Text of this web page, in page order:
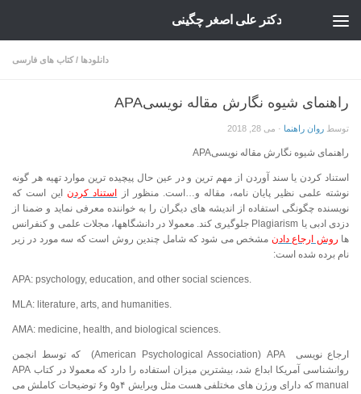
دکتر علی اصغر چگینی
دانلودها / کتاب های فارسی
راهنمای شیوه نگارش مقاله نویسیAPA
توسط روان راهنما · می 28, 2018
راهنمای شیوه نگارش مقاله نویسیAPA
استناد کردن یا سند آوردن از مهم ترین و در عین حال پیچیده ترین موارد تهیه هر گونه
نوشته علمی نظیر پایان نامه، مقاله و…است. منظور از استناد کردن این است که
نویسنده چگونگی استفاده از اندیشه های دیگران را به خواننده معرفی نماید و ضمنا از
دزدی ادبی یا Plagiarism جلوگیری کند. معمولا در دانشگاهها، مجلات علمی و کنفرانس
ها روش ارجاع دادن مشخص می شود که شامل چندین روش است که سه مورد در زیر
نام برده شده است:
APA: psychology, education, and other social sciences.
MLA: literature, arts, and humanities.
AMA: medicine, health, and biological sciences.
ارجاع نویسیAPA
(American Psychological Association)
که توسط انجمن
روانشناسی آمریکا ابداع شد، بیشترین میزان استفاده را دارد که معمولا در کتاب APA
manual
که دارای ورژن های مختلفی هست مثل ویرایش ۴و۵ و۶ توضیحات کاملش می